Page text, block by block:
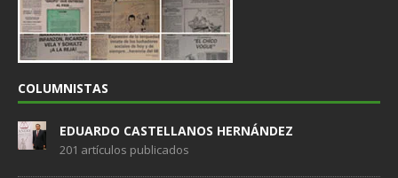
COLUMNISTAS
EDUARDO CASTELLANOS HERNÁNDEZ
201 artículos publicados